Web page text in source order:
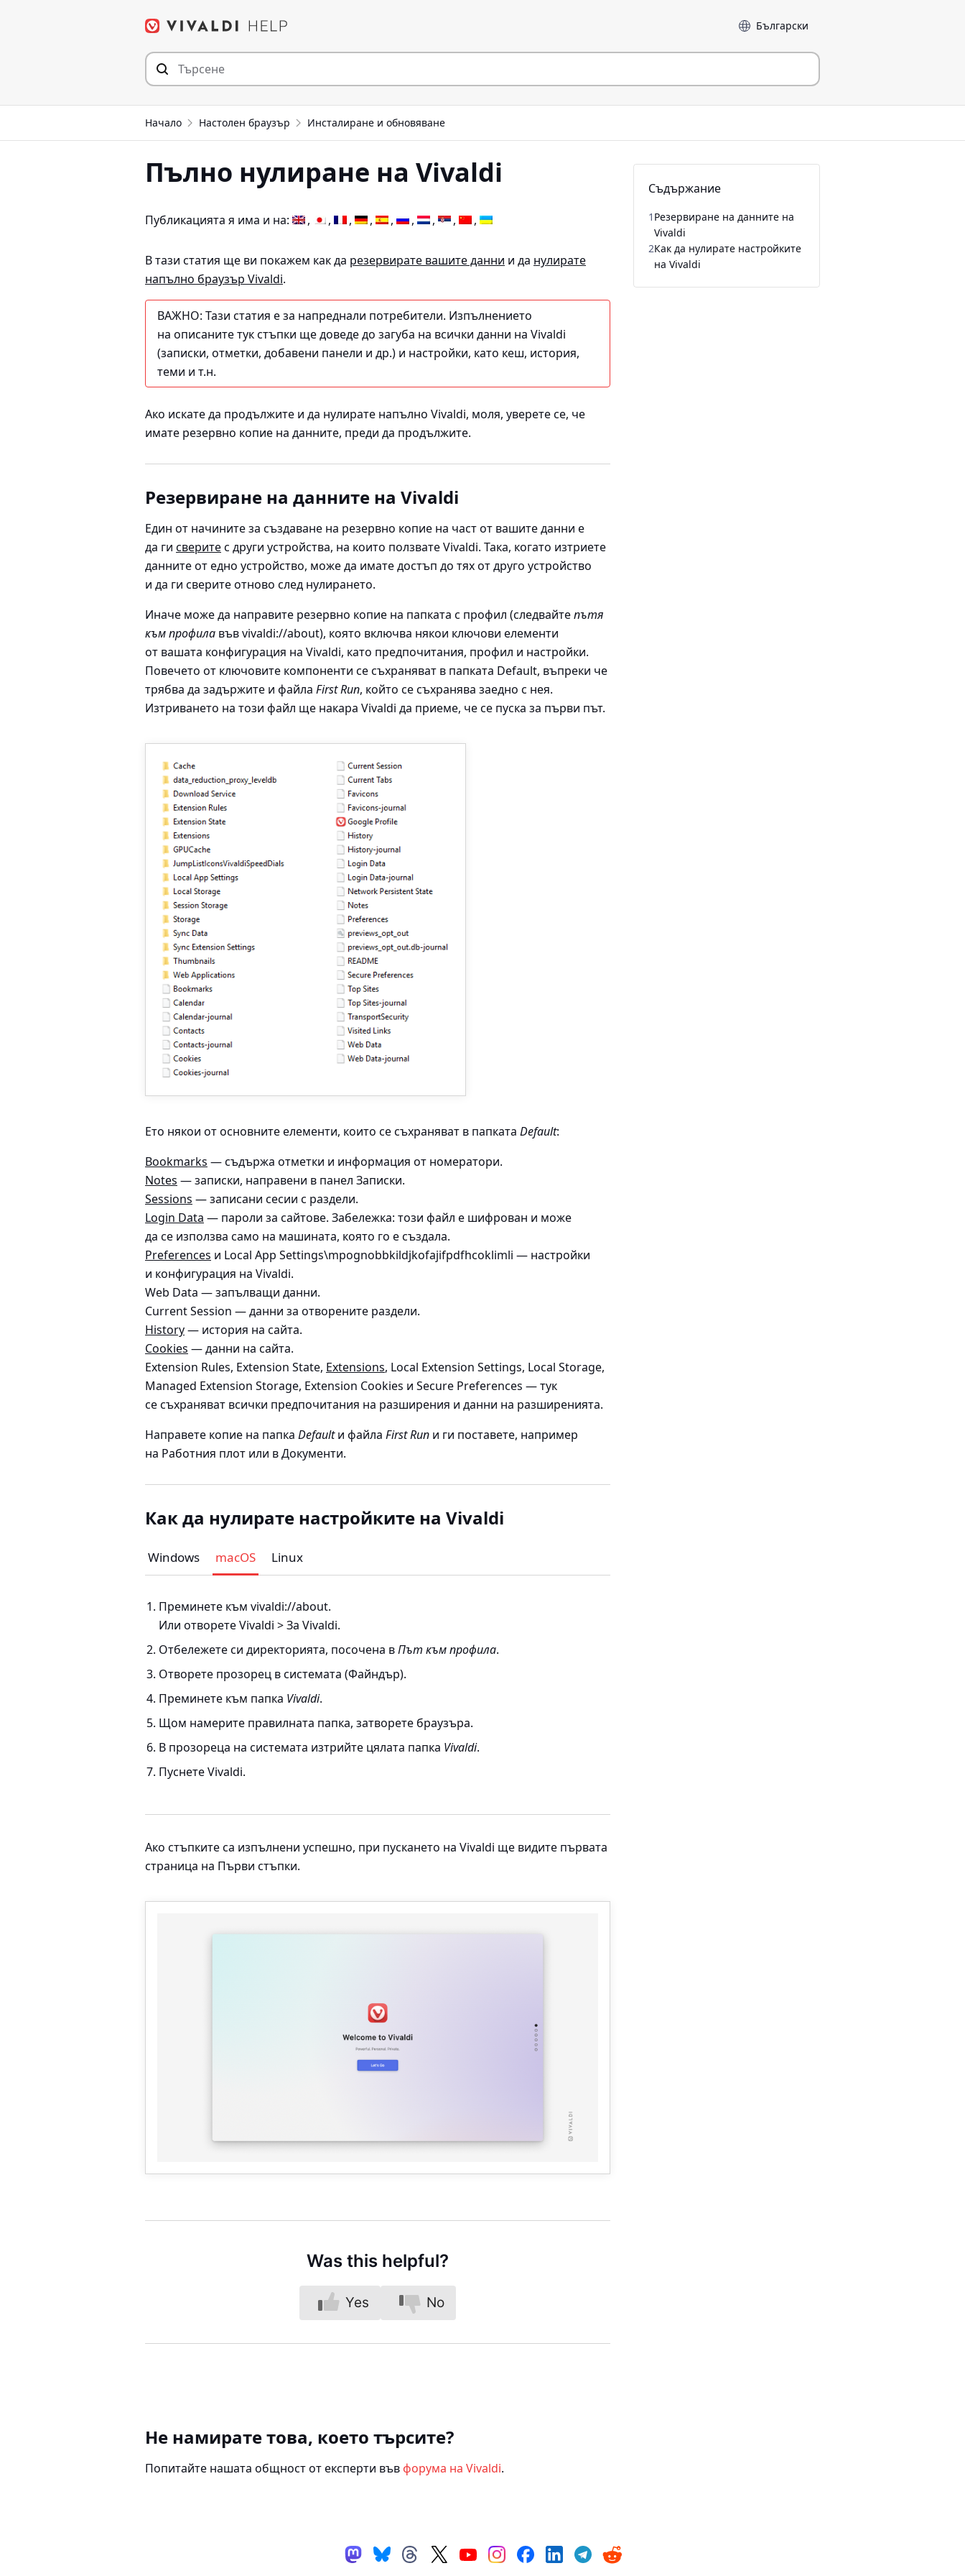
Език
Начало Настолен браузър Инсталиране и обновяване
Пълно нулиране на Vivaldi
Публикацията я има и на:
В тази статия ще ви покажем как да резервирате вашите данни и да нулирате
напълно браузър Vivaldi.
ВАЖНО: Тази статия е за напреднали потребители. Изпълнението
на описаните тук стъпки ще доведе до загуба на всички данни на Vivaldi
(записки, отметки, добавени панели и др.) и настройки, като кеш, история,
теми и т.н.
Ако искате да продължите и да нулирате напълно Vivaldi, моля, уверете се, че
имате резервно копие на данните, преди да продължите.
Резервиране на данните на Vivaldi
Един от начините за създаване на резервно копие на част от вашите данни е
да ги сверитес други устройства, на които ползвате Vivaldi. Така, когато изтриете
данните от едно устройство, може да имате достъп до тях от друго устройство
и да ги сверите отново след нулирането.
Иначе може да направите резервно копие на папката с профил (следвайтепътя
към профила във vivaldi://about), която включва някои ключови елементи
от вашата конфигурация на Vivaldi, като предпочитания, профил и настройки.
Повечето от ключовите компоненти се съхраняват в папката Default, въпреки че
трябва да задържите и файла First Run, който се съхранява заедно с нея.
Изтриването на този файл ще накара Vivaldi да приеме, че се пуска за първи път.
Ето някои от основните елементи, които се съхраняват в папката Default:
Bookmarks —съдържа отметки и информация от номератори.
Notes —записки, направени в панел Записки.
Sessions —записани сесии с раздели.
Login Data — пароли за сайтове. Забележка: този файл е шифрован и може
да се използва само на машината, която го е създала.
Preferences и Local App Settings\mpognobbkildjkofajifpdfhcoklimli — настройки
и конфигурация на Vivaldi.
Web Data —запълващи данни.
Current Session —данни за отворените раздели.
History— история на сайта.
Cookies —данни на сайта.
Extension Rules, Extension State, Extensions, Local Extension Settings, Local Storage,
Managed Extension Storage, Extension Cookies и Secure Preferences —тук
се съхраняват всички предпочитания на разширения и данни на разширенията.
Направете копие на папка Defaultи файла First Run и ги поставете, например
на Работния плот или в Документи.
Как да нулирате настройките на Vivaldi
Windows macOS Linux
Преминете към vivaldi://about.
Или отворетеVivaldi > За Vivaldi.
Отбележете си директорията, посочена вПът към профила.
Отворете прозорец в системата (Файндър).
Преминете към папка Vivaldi.
Щом намерите правилната папка, затворете браузъра.
В прозореца на системата изтрийте цялата папка Vivaldi.
Пуснете Vivaldi.
Ако стъпките са изпълнени успешно, при пускането на Vivaldi ще видите първата
страница на Първи стъпки.
Was this helpful?
Yes No
Съдържание
1 Резервиране на данните на
Vivaldi
2Как да нулирате настройките
на Vivaldi
Не намирате това, което търсите?
Попитайте нашата общност от експерти въвфорума на Vivaldi.